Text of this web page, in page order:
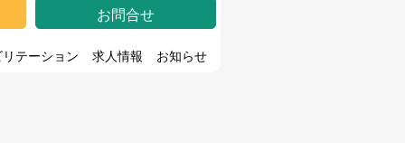
お問合せ
テーション 求人情報 お知らせ